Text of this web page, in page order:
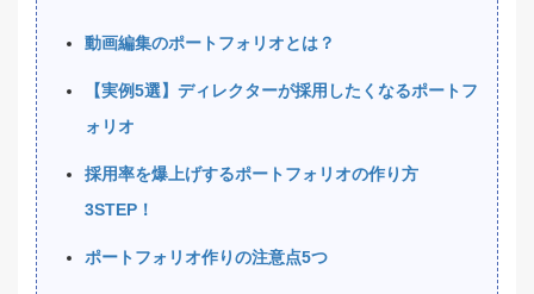
動画編集のポートフォリオとは？
【実例5選】ディレクターが採用したくなるポートフ
ォリオ
採用率を爆上げするポートフォリオの作り方
3STEP！
ポートフォリオ作りの注意点5つ